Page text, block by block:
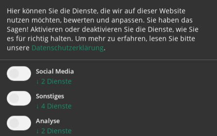
Karte:
die Seite neu
Hier können Sie die Dienste, die wir auf dieser Website
nutzen möchten, bewerten und anpassen. Sie haben das
Sagen! Aktivieren oder deaktivieren Sie die Dienste, wie Sie
es für richtig halten. Um mehr zu erfahren, lesen Sie bitte
unsere Datenschutzerklärung.
Social Media
↓ 2 Dienste
Sonstiges
↓ 4 Dienste
Analyse
↓ 2 Dienste